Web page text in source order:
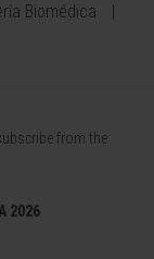
Biomédica
from the
2026